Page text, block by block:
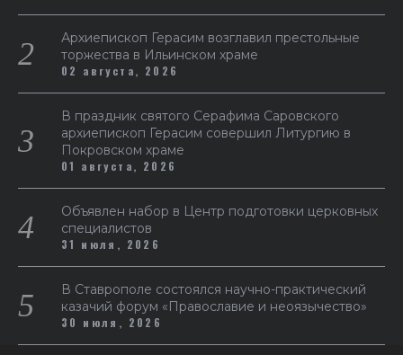
Архиепископ Герасим возглавил престольные
торжества в Ильинском храме
02 августа, 2026
В праздник святого Серафима Саровского
архиепископ Герасим совершил Литургию в
Покровском храме
01 августа, 2026
Объявлен набор в Центр подготовки церковных
специалистов
31 июля, 2026
В Ставрополе состоялся научно-практический
казачий форум «Православие и неоязычество»
30 июля, 2026